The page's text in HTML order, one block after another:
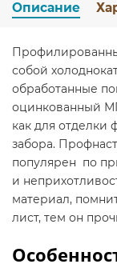
Описание
собой
обработанные
оцинкованный
как для отделки
забора.
популярен по
и
материал,
лист, тем он